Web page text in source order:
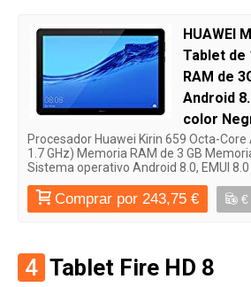
HUAWEI
Tablet de
RAM de
Android
color
Procesador Huawei Kirin 659 Octa-Core
1.7 GHz) Memoria RAM de 3 GB
Sistema operativo Android 8.0, EMUI 8.0
Comprar por 243,75 € €
4 Tablet Fire HD 8